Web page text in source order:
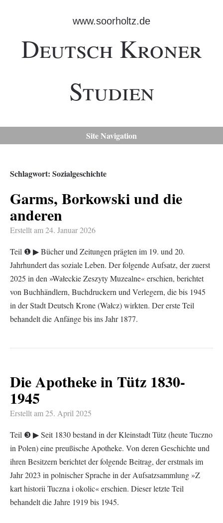
www.soorholtz.de
Deutsch Kroner
Studien
Site Navigation
Schlagwort: Sozialgeschichte
Garms, Borkowski und die
anderen
Erstellt am24. Januar 2026
Teil ❶ ▶︎ Bücher und Zeitungen prägten im 19. und 20.
Jahrhundert das soziale Leben. Der folgende Aufsatz, der zuerst
2025 in den »Wałeckie Zeszyty Muzealne« erschien, berichtet
von Buchhändlern, Buchdruckern und Verlegern, die bis 1945
in der Stadt Deutsch Krone (Wałcz) wirkten. Der erste Teil
behandelt die Anfänge bis ins Jahr 1877.
Die Apotheke in Tütz 1830-
1945
Erstellt am25. April 2025
Teil ❸ ▶︎ Seit 1830 bestand in der Kleinstadt Tütz (heute Tuczno
in Polen) eine preußische Apotheke. Von deren Geschichte und
ihren Besitzern berichtet der folgende Beitrag, der erstmals im
Jahr 2023 in polnischer Sprache in der Aufsatzsammlung »Z
kart historii Tuczna i okolic« erschien. Dieser letzte Teil
behandelt die Jahre 1919 bis 1945.